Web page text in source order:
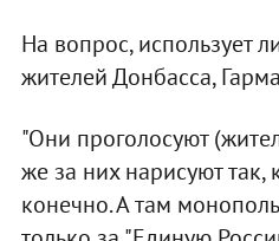
На вопрос, использует
жителей Донбасса,
"Они проголосуют
же за них нарисуют так,
конечно. А там